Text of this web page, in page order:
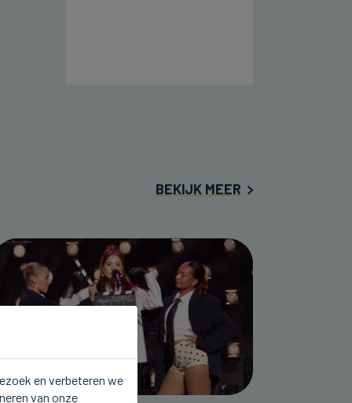
BEKIJK MEER
en verbeteren we
van onze